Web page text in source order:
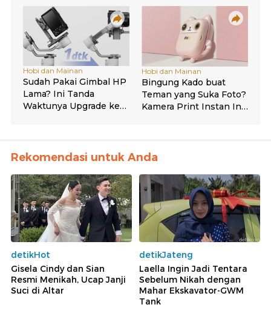
Rekomendasi untuk Anda
detikHot
Gisela Cindy dan Sian
Resmi Menikah, Ucap Janji
Suci di Altar
detikJateng
Laella Ingin Jadi Tentara
Sebelum Nikah dengan
Mahar Ekskavator-GWM
Tank